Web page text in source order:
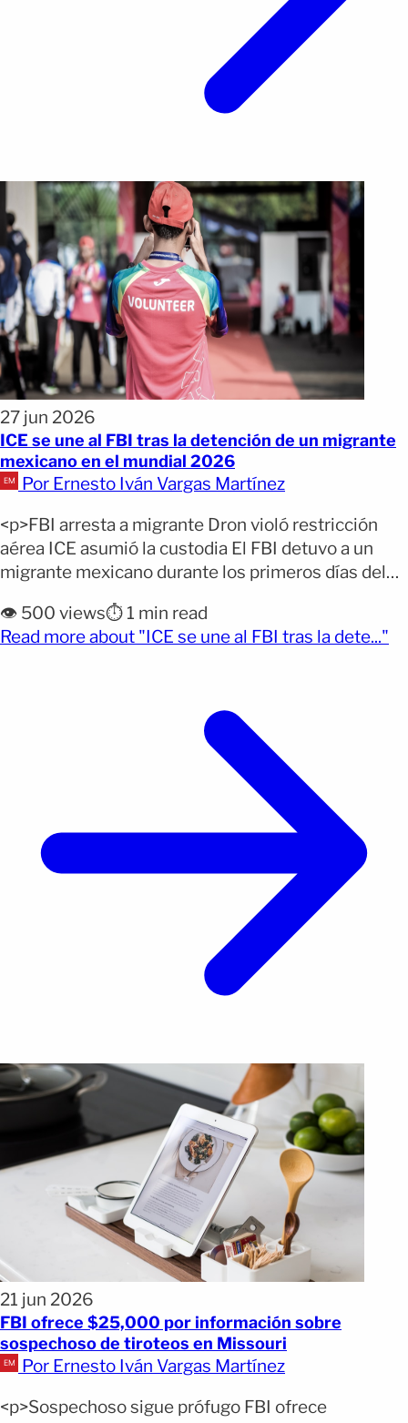
27 jun 2026
ICE se une al FBI tras la detención de un migrante
mexicano en el mundial 2026
Por Ernesto Iván Vargas Martínez
<p>FBI arresta a migrante Dron violó restricción
aérea ICE asumió la custodia El FBI detuvo a un
migrante mexicano durante los primeros días del
operaba un dron en un área con restricciones
temporales de vuelo cerca de un evento oficial para
👁️ 500 views⏱️ 1 min read
Read more about "ICE se une al FBI tras la dete..."
21 jun 2026
FBI ofrece $25,000 por información sobre
sospechoso de tiroteos en Missouri
Por Ernesto Iván Vargas Martínez
<p>Sospechoso sigue prófugo FBI ofrece